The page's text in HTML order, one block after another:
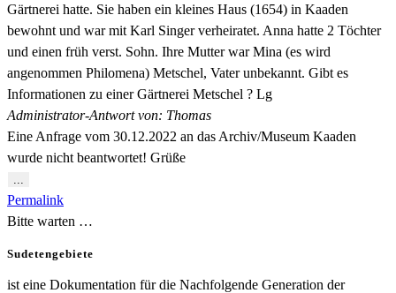
Gärtnerei hatte. Sie haben ein kleines Haus (1654) in Kaaden
bewohnt und war mit Karl Singer verheiratet. Anna hatte 2 Töchter
und einen früh verst. Sohn. Ihre Mutter war Mina (es wird
angenommen Philomena) Metschel, Vater unbekannt. Gibt es
Informationen zu einer Gärtnerei Metschel ? Lg
Administrator-Antwort von: Thomas
Eine Anfrage vom 30.12.2022 an das Archiv/Museum Kaaden
wurde nicht beantwortet! Grüße
...
Metabox
ein-/ausblenden.
Permalink
Bitte warten …
Sudetengebiete
ist eine Dokumentation für die Nachfolgende Generation der